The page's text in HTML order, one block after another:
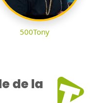
500Tony
de la